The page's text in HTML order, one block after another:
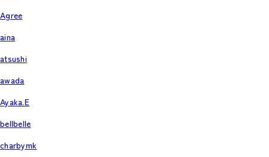
Agree
aina
atsushi
awada
Ayaka.E
bellbelle
charbymk